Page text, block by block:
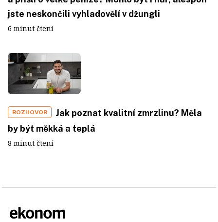
jste neskončili vyhladovělí v džungli
6 minut čtení
ROZHOVOR
Jak poznat kvalitní zmrzlinu? Měla
by být měkká a teplá
8 minut čtení